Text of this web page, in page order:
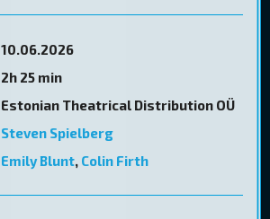
10.06.2026
2h 25 min
Estonian Theatrical Distribution OÜ
Steven Spielberg
Emily Blunt, Colin Firth